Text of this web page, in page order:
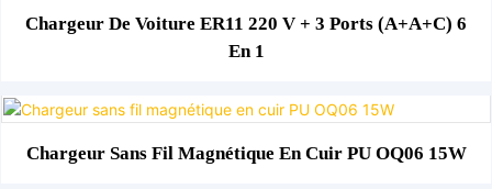
Chargeur De Voiture ER11 220 V + 3 Ports (A+A+C) 6
En 1
Chargeur Sans Fil Magnétique En Cuir PU OQ06 15W